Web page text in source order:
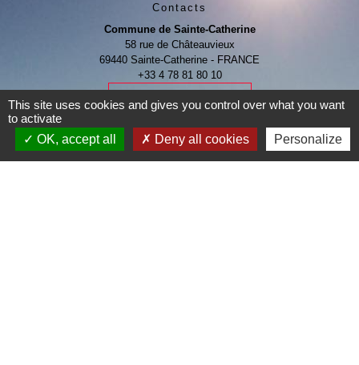
Contacts
Commune de Sainte-Catherine
58 rue de Châteauvieux
69440 Sainte-Catherine - FRANCE
+33 4 78 81 80 10
Contact par formulaire
This site uses cookies and gives you control over what you want
to activate
OK, accept all
Deny all cookies Personalize